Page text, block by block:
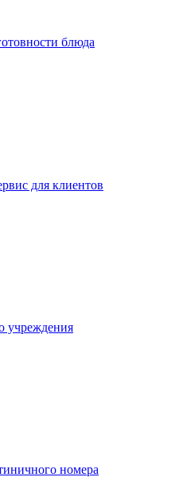
блюда
для клиентов
учреждения
номера